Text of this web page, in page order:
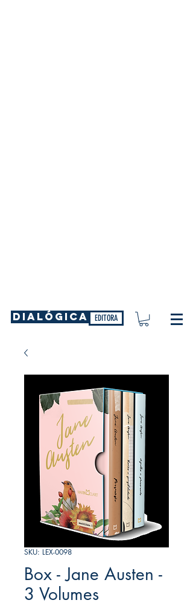
DIALÓGICA EDITORA
SKU: LEX-0098
Box - Jane Austen -
3 Volumes